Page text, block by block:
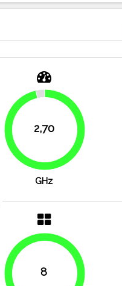
2,70
96.4%
GHz
8
100%